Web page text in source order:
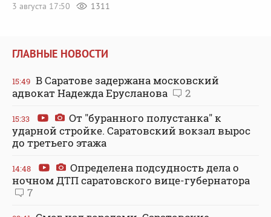
3 августа 17:50
1311
ГЛАВНЫЕ НОВОСТИ
15:49 В Саратове задержана московский
адвокат Надежда Ерусланова
2
15:33
От "буранного полустанка" к
ударной стройке. Саратовский вокзал вырос
до третьего этажа
14:48
Определена подсудность дела о
ночном ДТП саратовского вице-губернатора
7